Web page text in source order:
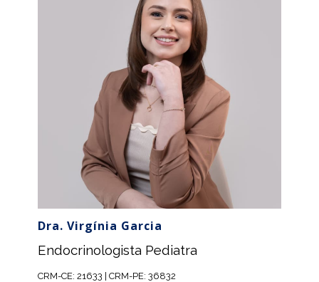
Dra. Virgínia Garcia
Endocrinologista Pediatra
CRM-CE: 21633 | CRM-PE: 36832